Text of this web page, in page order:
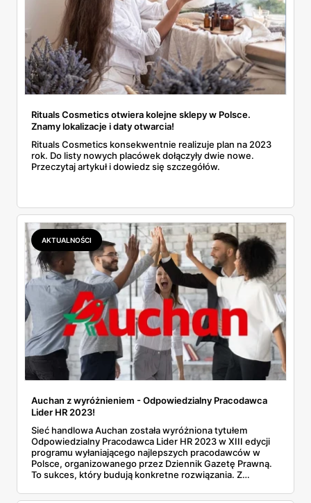
Rituals Cosmetics otwiera kolejne sklepy w Polsce.
Znamy lokalizacje i daty otwarcia!
Rituals Cosmetics konsekwentnie realizuje plan na 2023
rok. Do listy nowych placówek dołączyły dwie nowe.
Przeczytaj artykuł i dowiedz się szczegółów.
AKTUALNOŚCI
Auchan z wyróżnieniem - Odpowiedzialny Pracodawca
Lider HR 2023!
Sieć handlowa Auchan została wyróżniona tytułem
Odpowiedzialny Pracodawca Lider HR 2023 w XIII edycji
programu wyłaniającego najlepszych pracodawców w
Polsce, organizowanego przez Dziennik Gazetę Prawną.
To sukces, który budują konkretne rozwiązania. Z